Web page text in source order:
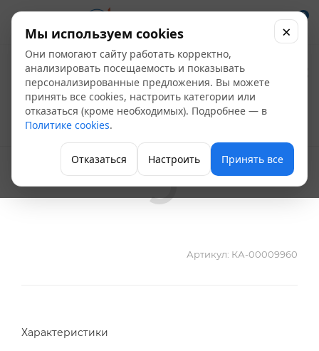
0
Коллектор Север-К3
черный
Группа безопасности котла
Артикул: КА-00009960
Характеристики
Мы используем cookies
Они помогают сайту работать корректно,
анализировать посещаемость и показывать
персонализированные предложения. Вы можете
принять все cookies, настроить категории или
отказаться (кроме необходимых). Подробнее — в
Политике cookies.
Отказаться Настроить Принять все
×